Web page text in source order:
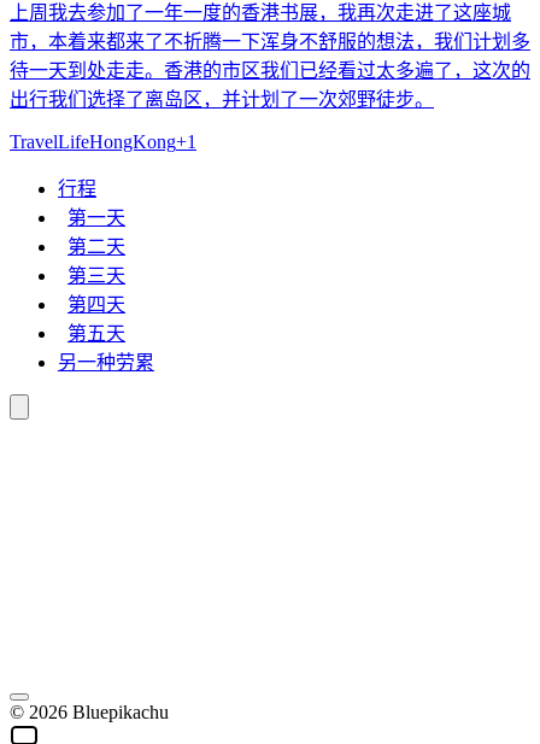
上周我去参加了一年一度的香港书展，我再次走进了这座城
市，本着来都来了不折腾一下浑身不舒服的想法，我们计划多
待一天到处走走。香港的市区我们已经看过太多遍了，这次的
出行我们选择了离岛区，并计划了一次郊野徒步。
TravelLifeHongKong+1
行程
第一天
第二天
第三天
第四天
第五天
另一种劳累
© 2026 Bluepikachu